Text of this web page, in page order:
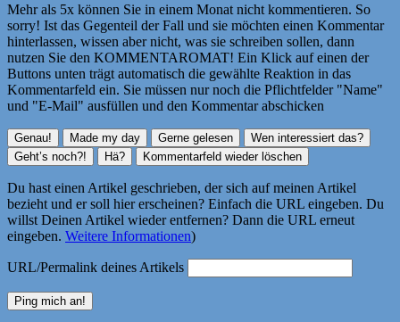
Mehr als 5x können Sie in einem Monat nicht kommentieren. So
sorry! Ist das Gegenteil der Fall und sie möchten einen Kommentar
hinterlassen, wissen aber nicht, was sie schreiben sollen, dann
nutzen Sie den KOMMENTAROMAT! Ein Klick auf einen der
Buttons unten trägt automatisch die gewählte Reaktion in das
Kommentarfeld ein. Sie müssen nur noch die Pflichtfelder "Name"
und "E-Mail" ausfüllen und den Kommentar abschicken
Du hast einen Artikel geschrieben, der sich auf meinen Artikel
bezieht und er soll hier erscheinen? Einfach die URL eingeben. Du
willst Deinen Artikel wieder entfernen? Dann die URL erneut
eingeben. Weitere Informationen)
URL/Permalink deines Artikels